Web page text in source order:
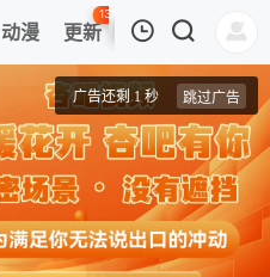
动漫 更新
130
热榜 APP
第1集